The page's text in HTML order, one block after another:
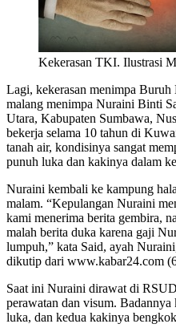
Kekerasan TKI. Ilustrasi
Lagi, kekerasan menimpa
malang menimpa Nuraini Binti
Utara, Kabupaten Sumbawa,
bekerja selama 10 tahun di
tanah air, kondisinya sangat
punuh luka dan kakinya dalam
Nuraini kembali ke kampung
malam. “Kepulangan Nuraini
kami menerima berita gembira,
malah berita duka karena gaji
lumpuh,” kata Said, ayah
dikutip dari www.kabar24.com
Saat ini Nuraini dirawat di
perawatan dan visum.
luka, dan kedua kakinya